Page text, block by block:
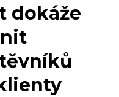
dokáže